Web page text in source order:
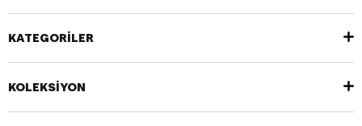
KATEGORİLER
KOLEKSİYON